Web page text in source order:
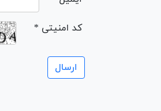
* کد امنیتی